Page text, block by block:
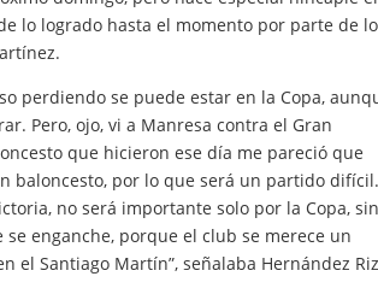
lo logrado hasta el momento por parte de
perdiendo se puede estar en la Copa,
Pero, ojo, vi a Manresa contra el Gran
que hicieron ese día me pareció que
baloncesto, por lo que será un partido difícil.
no será importante solo por la Copa,
se enganche, porque el club se merece un
el Santiago Martín”, señalaba Hernández